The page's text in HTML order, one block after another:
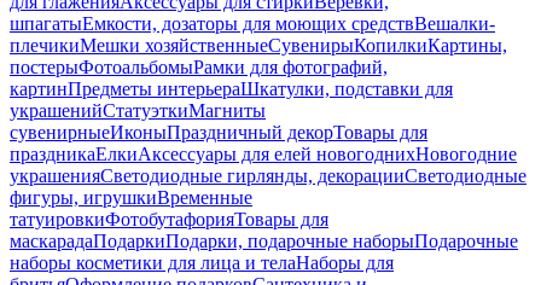
шпагатыЕмкости, дозаторы для моющих средствВешалки-
плечикиМешки хозяйственныеСувенирыКопилкиКартины,
постерыФотоальбомыРамки для фотографий,
картинПредметы интерьераШкатулки, подставки для
украшенийСтатуэткиМагниты
сувенирныеИконыПраздничный декорТовары для
праздникаЕлкиАксессуары для елей новогоднихНовогодние
украшенияСветодиодные гирлянды, декорацииСветодиодные
фигуры, игрушкиВременные
татуировкиФотобутафорияТовары для
маскарадаПодаркиПодарки, подарочные наборыПодарочные
наборы косметики для лица и телаНаборы для